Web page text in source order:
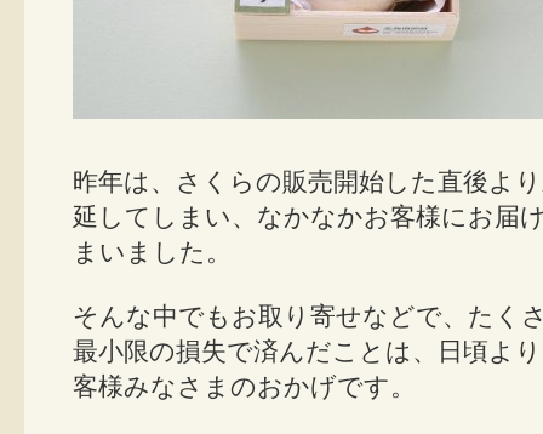
昨年は、さくらの販売開始した直後よ
延してしまい、なかなかお客様にお届
まいました。
そんな中でもお取り寄せなどで、たく
最小限の損失で済んだことは、日頃よ
客様みなさまのおかげです。